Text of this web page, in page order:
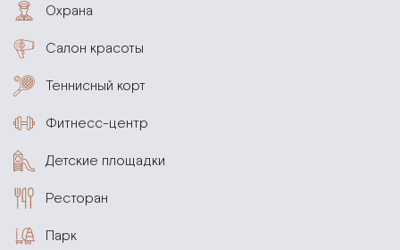
Охрана
Салон красоты
Теннисный корт
Фитнесс-центр
Детские площадки
Ресторан
Парк